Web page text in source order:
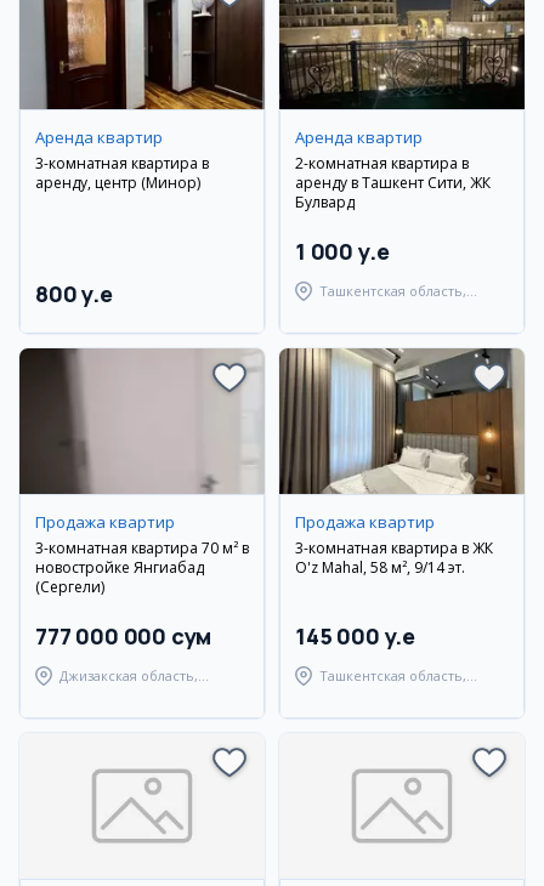
Аренда квартир
3-комнатная квартира в
аренду, центр (Минор)
800 y.e
Аренда квартир
2-комнатная квартира в
аренду в Ташкент Сити, ЖК
Булвард
1 000 y.e
Ташкентская область,
Продажа квартир
3-комнатная квартира 70 м² в
новостройке Янгиабад
(Сергели)
777 000 000 сум
Джизакская область,
Продажа квартир
3-комнатная квартира в ЖК
O'z Mahal, 58 м², 9/14 эт.
145 000 y.e
Ташкентская область,